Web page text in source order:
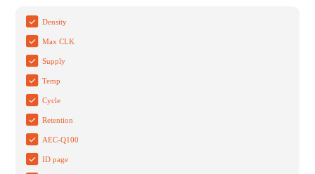
Density
Max CLK
Supply
Temp
Cycle
Retention
AEC-Q100
ID page